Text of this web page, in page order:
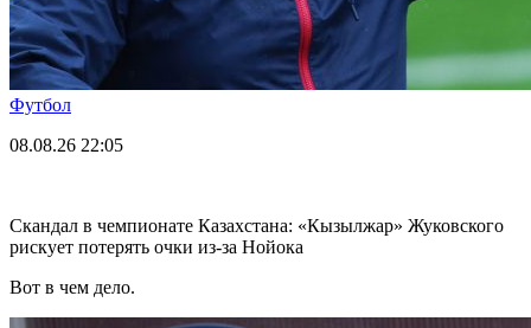
Футбол
08.08.26 22:05
Скандал в чемпионате Казахстана: «Кызылжар» Жуковского
рискует потерять очки из-за Нойока
Вот в чем дело.